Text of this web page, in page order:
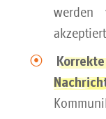
werden